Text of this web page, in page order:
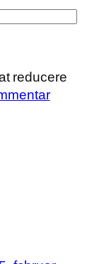
reducere